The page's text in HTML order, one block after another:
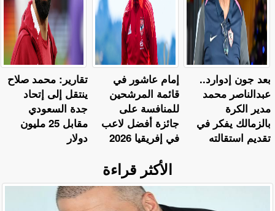
تقارير: محمد صلاح
ينتقل إلى إتحاد
جدة السعودي
مقابل 25 مليون
دولار
إمام عاشور في
قائمة المرشحين
للمنافسة على
جائزة أفضل لاعب
في إفريقيا 2026
بعد جون إدوارد..
عبدالناصر محمد
مدير الكرة
بالزمالك يفكر في
تقديم استقالته
الأكثر قراءة